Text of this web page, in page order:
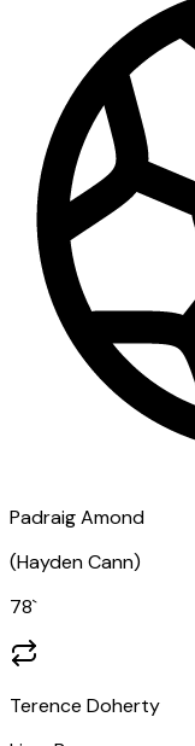
Padraig Amond
(Hayden Cann)
78`
Terence Doherty